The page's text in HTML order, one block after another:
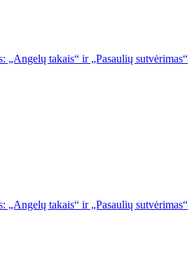
„Angelų takais“ ir „Pasaulių sutvėrimas“
„Angelų takais“ ir „Pasaulių sutvėrimas“